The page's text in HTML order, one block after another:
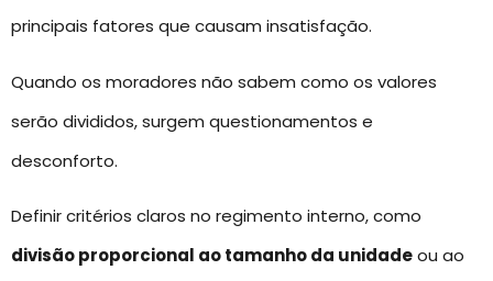
principais fatores que causam insatisfação.
Quando os moradores não sabem como os valores
serão divididos, surgem questionamentos e
desconforto.
Definir critérios claros no regimento interno, como
divisão proporcional ao tamanho da unidadeou ao